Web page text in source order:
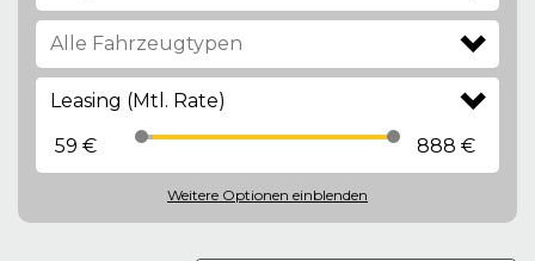
Mégane
Leasing (Mtl. Rate)
59 €
888 €
Weitere Optionen einblenden